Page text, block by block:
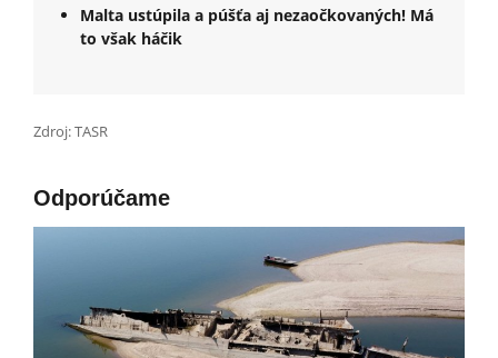
Malta ustúpila a púšťa aj nezaočkovaných! Má
to však háčik
Zdroj: TASR
Odporúčame